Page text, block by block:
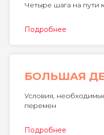
Четыре шага на пути
Подробнее
БОЛЬШАЯ
Условия,
перемен
Подробнее